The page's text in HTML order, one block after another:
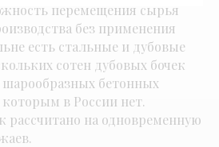
перемещения сырья
без применения
есть стальные и дубовые
сотен дубовых бочек
шарообразных бетонных
в России нет.
на одновременную